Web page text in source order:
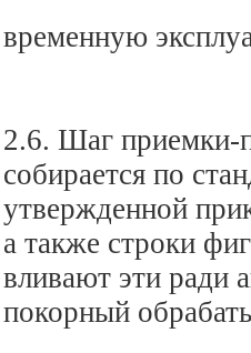
временную
2.6. Шаг приемки-
собирается по
утвержденной
а также строки
вливают эти ради
покорный